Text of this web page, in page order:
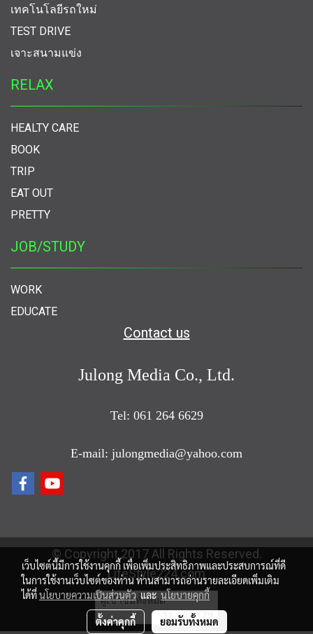
เทคโนโลยีรถใหม่
TEST DRIVE
เจาะสนามแข่ง
RELAX
HEALTY CARE
BOOK
TRIP
EAT OUT
PRETTY
JOB/STUDY
WORK
EDUCATE
Contact us
Julong Media Co., Ltd.
Tel: 061 264 6629
E-mail: julongmedia@yahoo.com
© Copyright 2017 All Rights Reserved.
LifeStyle224.com
ผู้เข้าชมวันนี้ 1,552
Powered byMakeWebEasy.com
เว็บไซต์นี้มีการใช้งานคุกกี้ เพื่อเพิ่มประสิทธิภาพและประสบการณ์ที่ดี
ในการใช้งานเว็บไซต์ของท่าน ท่านสามารถอ่านรายละเอียดเพิ่มเติม
ได้ที่นโยบายความเป็นส่วนตัวและนโยบายคุกกี้
ตั้งค่าคุกกี้ ยอมรับทั้งหมด